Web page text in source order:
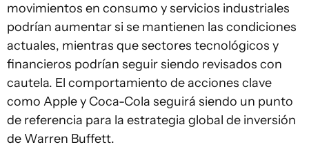
movimientos en consumo y servicios industriales
podrían aumentar si se mantienen las condiciones
actuales, mientras que sectores tecnológicos y
financieros podrían seguir siendo revisados con
cautela. El comportamiento de acciones clave
como Apple y Coca-Cola seguirá siendo un punto
de referencia para la estrategia global de inversión
de Warren Buffett.